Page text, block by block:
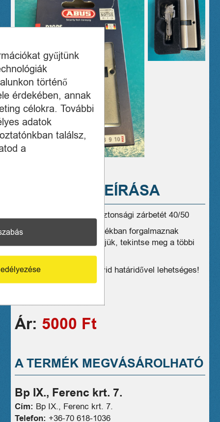
A TERMÉK LEÍRÁSA
Eladó Új Abus D10PS biztonsági zárbetét 40/50
Üzleteink széles választékban forgalmaznak
hasonló eszközöket, kérjük, tekintse meg a többi
termékünket is!
Kiszállítás, postázás rövid határidővel lehetséges!
1 hónap jótállás
06706181036
Ár: 5000 Ft
A TERMÉK MEGVÁSÁROLHATÓ
Bp IX., Ferenc krt. 7.
Cím: Bp IX., Ferenc krt. 7.
Telefon: +36-70 618-1036
gyűjtünk
történő
érdekében, annak
célokra. További
adatok
találsz,
a